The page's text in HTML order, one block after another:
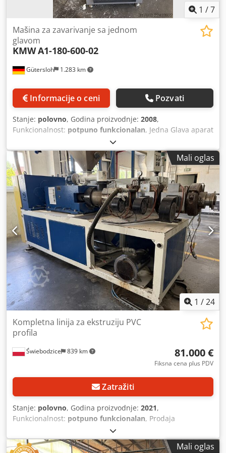
1 /7
Gütersloh 1.283 km
Mašina za zavarivanje sa jednom
glavom
KMWA1-180-600-02
Informacije o ceni Pozvati
Stanje: polovno, Godina proizvodnje: 2008,
Funkcionalnost: potpuno funkcionalan, Jedna Glava aparat
za varenje Dedpfx Aaszpyfcj Hswa
Mali oglas
1 /24
Świebodzice 839 km
Kompletna linija za ekstruziju PVC
profila
81.000 €
Fiksna cena plus PDV
Zatražiti
Stanje: polovno, Godina proizvodnje: 2021,
Funkcionalnost: potpuno funkcionalan, Prodaja
kompletnih linija za ekstruziju PVC profila Nudimo za
prodaju 6 kompletnih tehnoloških linija za proizvodnju PVC
profila, iz funkcionalnog proizvodnog pogona. Uređaji su
Mali oglas